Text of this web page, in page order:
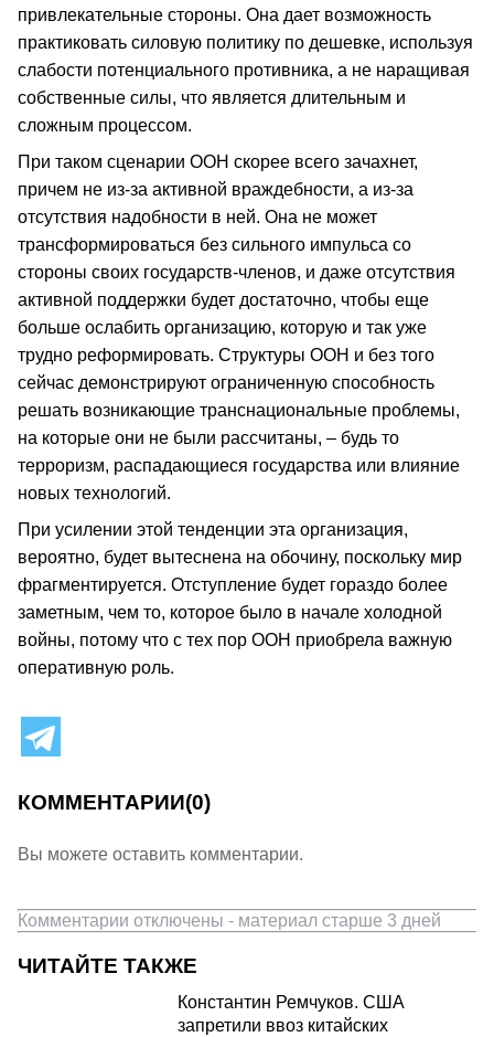
привлекательные стороны. Она дает возможность
практиковать силовую политику по дешевке, используя
слабости потенциального противника, а не наращивая
собственные силы, что является длительным и
сложным процессом.
При таком сценарии ООН скорее всего зачахнет,
причем не из-за активной враждебности, а из-за
отсутствия надобности в ней. Она не может
трансформироваться без сильного импульса со
стороны своих государств-членов, и даже отсутствия
активной поддержки будет достаточно, чтобы еще
больше ослабить организацию, которую и так уже
трудно реформировать. Структуры ООН и без того
сейчас демонстрируют ограниченную способность
решать возникающие транснациональные проблемы,
на которые они не были рассчитаны, – будь то
терроризм, распадающиеся государства или влияние
новых технологий.
При усилении этой тенденции эта организация,
вероятно, будет вытеснена на обочину, поскольку мир
фрагментируется. Отступление будет гораздо более
заметным, чем то, которое было в начале холодной
войны, потому что с тех пор ООН приобрела важную
оперативную роль.
КОММЕНТАРИИ(0)
Вы можете оставить комментарии.
Комментарии отключены - материал старше 3 дней
ЧИТАЙТЕ ТАКЖЕ
Константин Ремчуков. США
запретили ввоз китайских